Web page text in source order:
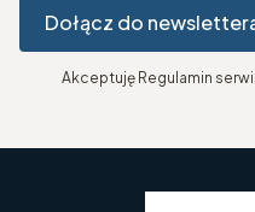
Dołącz do
Akceptuję Regulamin